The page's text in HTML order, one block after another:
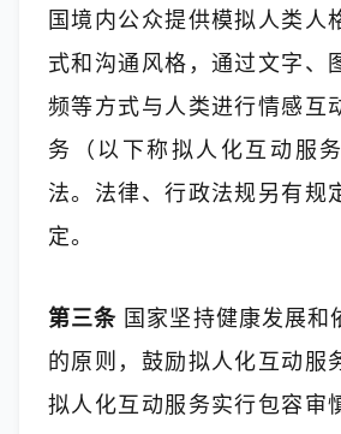
国境内公众提供模拟人类人
式和沟通风格，通过文字、
频等方式与人类进行情感互
务（以下称拟人化互动服
法。法律、行政法规另有规
定。
第三条 国家坚持健康发展和
的原则，鼓励拟人化互动服
拟人化互动服务实行包容审